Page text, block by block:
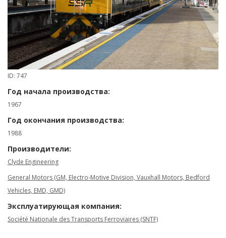
ID: 747
Год начала производства:
1967
Год окончания производства:
1988
Производители:
Clyde Engineering
General Motors (GM, Electro-Motive Division, Vauxhall Motors, Bedford
Vehicles, EMD, GMD)
Эксплуатирующая компания:
Société Nationale des Transports Ferroviaires (SNTF)